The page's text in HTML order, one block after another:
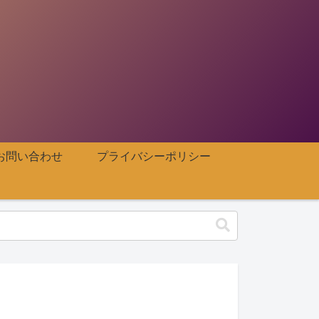
問い合わせ プライバシーポリシー